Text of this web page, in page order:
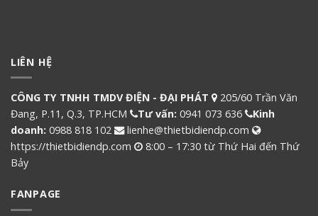
LIÊN HỆ
CÔNG TY TNHH TMDV ĐIỆN - ĐẠI PHÁT
205/60 Trần Văn
Đang, P.11, Q.3, TP.HCM
Tư vấn: 0941 073 636
Kinh
doanh: 0988 818 102
lienhe@thietbidiendp.com
https://thietbidiendp.com
8:00 – 17:30 từ Thứ Hai đến Thứ
Bảy
FANPAGE